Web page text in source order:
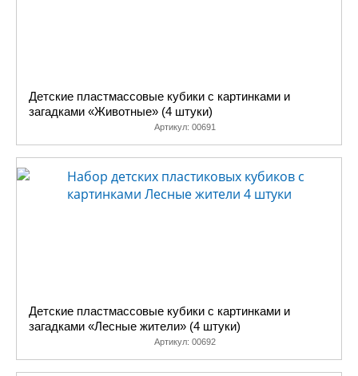
Детские пластмассовые кубики с картинками и
загадками «Животные» (4 штуки)
Артикул: 00691
Детские пластмассовые кубики с картинками и
загадками «Лесные жители» (4 штуки)
Артикул: 00692